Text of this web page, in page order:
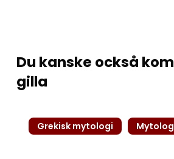
Du kanske också
gilla
fruar,Grekisk mytologi